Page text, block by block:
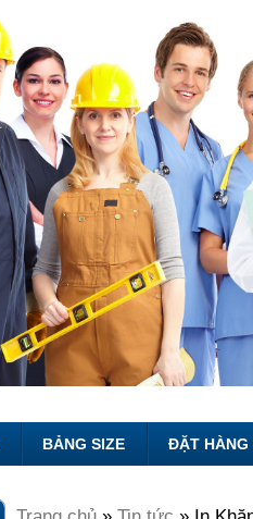
BẢNG SIZE ĐẶT HÀNG